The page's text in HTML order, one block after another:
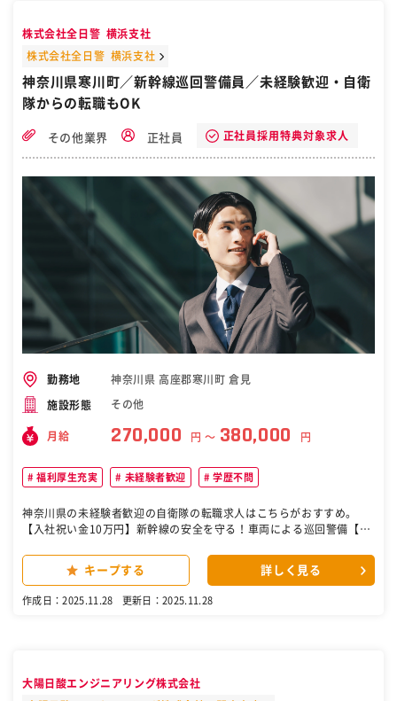
ッフの声 ・20代／入社1年目 【ほどよくメリハリがあり、やるときし
っかりやる！】そんな職場です。 入社前は、自衛官や警察のようにき
が、実際はそんなことなかったです。 私は全く体育会系ではありませ
んが、体力面も心配ないです。（笑） ・40代／入社2年目 “思ってい
する施設では、日々いろいろな非日常に遭遇します。 そのため意外と
す。 ［自衛隊・転職・求人］
株式会社全日警 横浜支社
株式会社全日警 横浜支社
神奈川県寒川町／新幹線巡回警備員／未経験歓迎・自衛
隊からの転職もOK
その他業界 正社員 正社員採用特典対象求人
勤務地 神奈川県 高座郡寒川町 倉見
施設形態 その他
月給 270,000 円 〜 380,000 円
福利厚生充実 未経験者歓迎 学歴不問
神奈川県の未経験者歓迎の自衛隊の転職求人はこちらがおすすめ。
【入社祝い金10万円】新幹線の安全を守る！車両による巡回警備【JR
す。車両が入れない箇所は徒歩で巡回し、不審物や不審車両等の警戒
や、出入口の確認を行います。 業務は二人一組で行い、実施研修も約
は職場へ直行・直帰＞ パトロール隊事務所への直行直帰となるので、
キープする 詳しく見る
作成日：2025.11.28 更新日：2025.11.28
大陽日酸エンジニアリング株式会社